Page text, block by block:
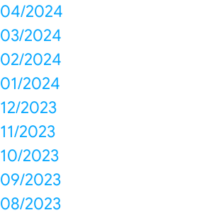
04/2024
03/2024
02/2024
01/2024
12/2023
11/2023
10/2023
09/2023
08/2023